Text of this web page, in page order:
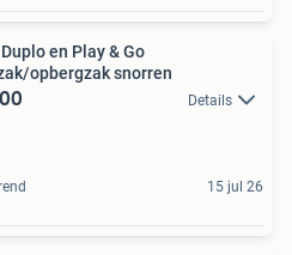
Duplo en Play & Go
opbergzak snorren
Details
15 jul 26